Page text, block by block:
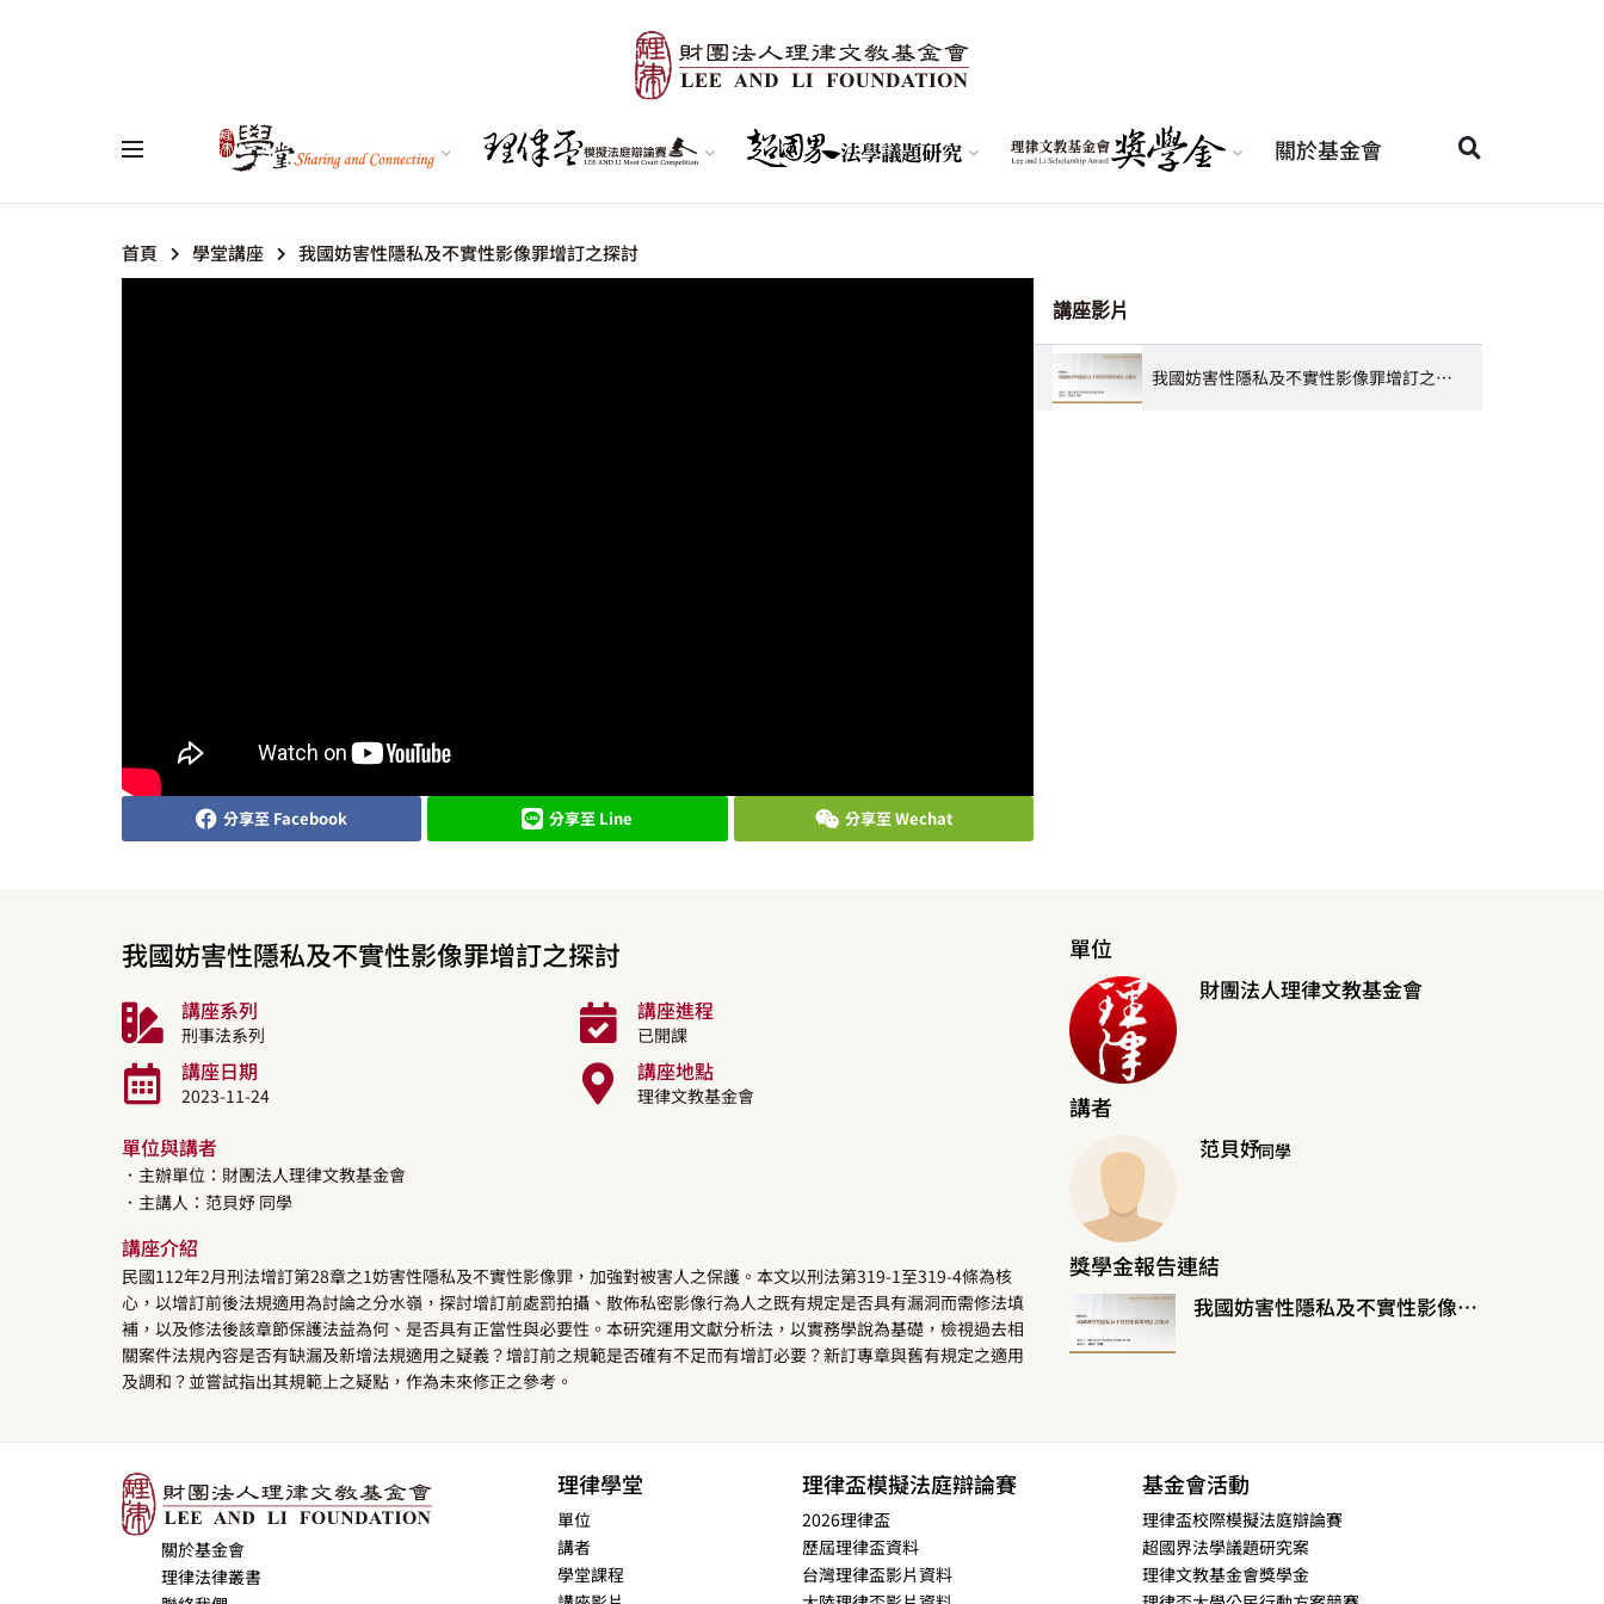
關於基金會
首頁 學堂講座 我國妨害性隱私及不實性影像罪增訂之探討
講座影片
我國妨害性隱私及不實性影像罪增訂之探討 范貝妤
分享至 Facebook 分享至 Line 分享至 Wechat
我國妨害性隱私及不實性影像罪增訂之探討
講座系列
刑事法系列
講座進程
已開課
講座日期
2023-11-24
講座地點
理律文教基金會
單位與講者
．主辦單位：財團法人理律文教基金會
．主講人： 范貝妤 同學
講座介紹
民國112年2月刑法增訂第28章之1妨害性隱私及不實性影像罪，加強對被害人之保護。本文以刑法第319-1至319-4條為核
心，以增訂前後法規適用為討論之分水嶺，探討增訂前處罰拍攝、散佈私密影像行為人之既有規定是否具有漏洞而需修法填
補，以及修法後該章節保護法益為何、是否具有正當性與必要性。本研究運用文獻分析法，以實務學說為基礎，檢視過去相
關案件法規內容是否有缺漏及新增法規適用之疑義？增訂前之規範是否確有不足而有增訂必要？新訂專章與舊有規定之適用
及調和？並嘗試指出其規範上之疑點，作為未來修正之參考。
單位
財團法人理律文教基金會
講者
范貝妤同學
獎學金報告連結
我國妨害性隱私及不實性影像罪增訂之探討
關於基金會
理律法律叢書
理律學堂
單位
講者
學堂課程
理律盃模擬法庭辯論賽
2026理律盃
歷屆理律盃資料
台灣理律盃影片資料
基金會活動
理律盃校際模擬法庭辯論賽
超國界法學議題研究案
理律文教基金會獎學金